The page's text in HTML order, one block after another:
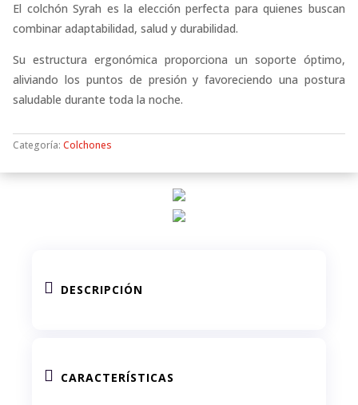
El colchón Syrah es la elección perfecta para quienes buscan
combinar adaptabilidad, salud y durabilidad.
Su estructura ergonómica proporciona un soporte óptimo,
aliviando los puntos de presión y favoreciendo una postura
saludable durante toda la noche.
Categoría: Colchones
 DESCRIPCIÓN
 CARACTERÍSTICAS